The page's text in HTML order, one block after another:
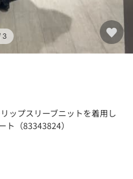
3
ップスリーブニットを着用し
（83343824）